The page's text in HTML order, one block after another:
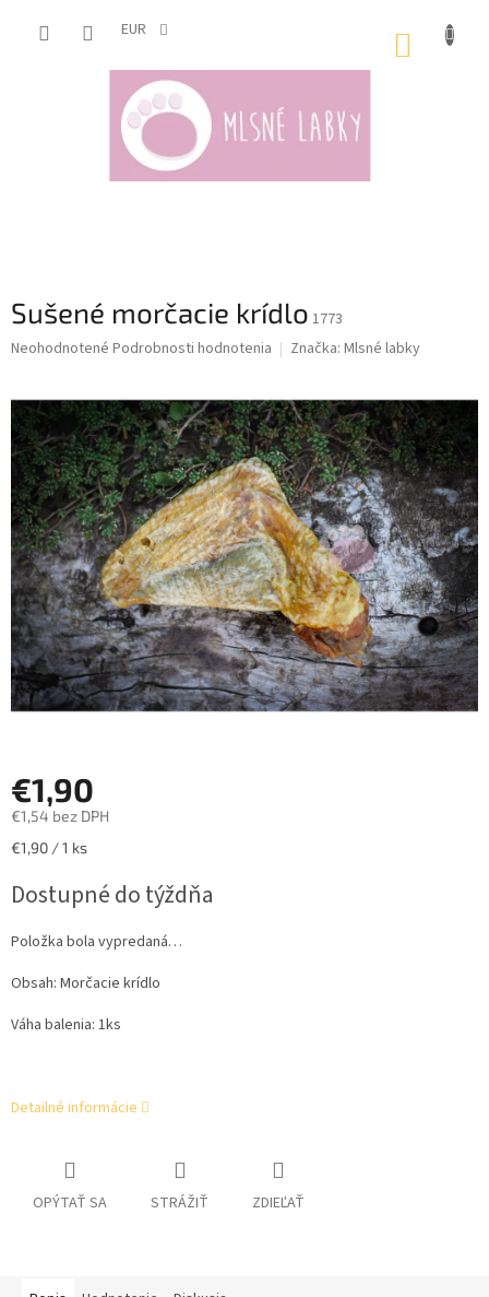
EUR
Sušené morčacie krídlo 1773
Priemerné
je
0,0
z
hviezdičiek.
Neohodnotené Podrobnosti hodnotenia Značka: Mlsné labky
€1,90
€1,54 bez DPH
Jednotková
€1,90 / 1 ks
Dostupné do týždňa
Položka bola vypredaná…
Obsah: Morčacie krídlo
Váha balenia: 1ks
Detailné informácie
OPÝTAŤ SA STRÁŽIŤ ZDIEĽAŤ